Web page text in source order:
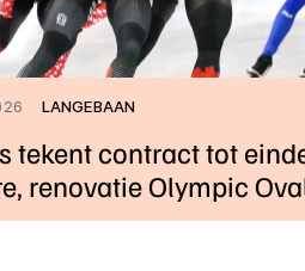
LANGEBAAN
tekent contract tot
renovatie Olympic